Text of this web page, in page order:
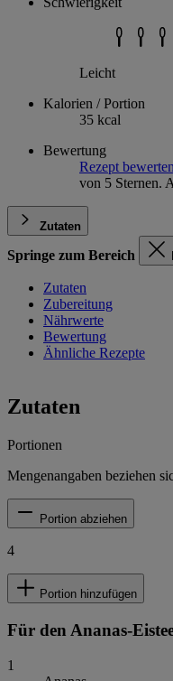
Leicht
Kalorien / Portion
35 kcal
Bewertung
Rezept
von 5 Sternen.
Zutaten
Springe zum Bereich
Zutaten
Zubereitung
Nährwerte
Bewertung
Ähnliche Rezepte
Zutaten
Portionen
Mengenangaben beziehen
Portion abziehen
4
Portion hinzufügen
Für den Ananas-
1